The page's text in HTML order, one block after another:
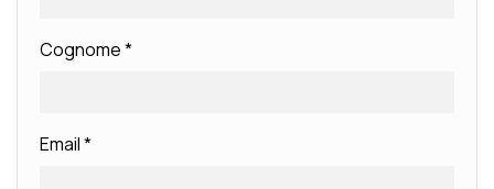
Cognome*
Email*